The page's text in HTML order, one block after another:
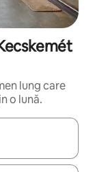
lung care
o lună.
tastele